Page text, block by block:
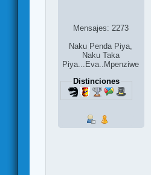
Mensajes: 2273
Naku Penda Piya,
Naku Taka
Piya...Eva..Mpenziwe
Distinciones